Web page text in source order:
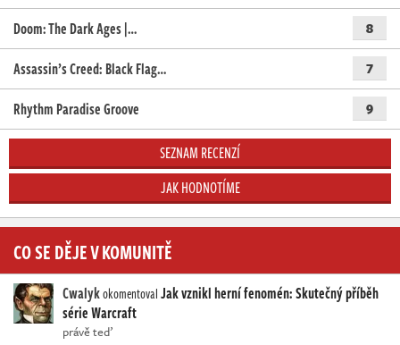
Doom: The Dark Ages |… 8
Assassin’s Creed: Black Flag… 7
Rhythm Paradise Groove 9
SEZNAM RECENZÍ
JAK HODNOTÍME
CO SE DĚJE V KOMUNITĚ
CwalykokomentovalJak vznikl herní fenomén: Skutečný příběh
série Warcraft
právě teď